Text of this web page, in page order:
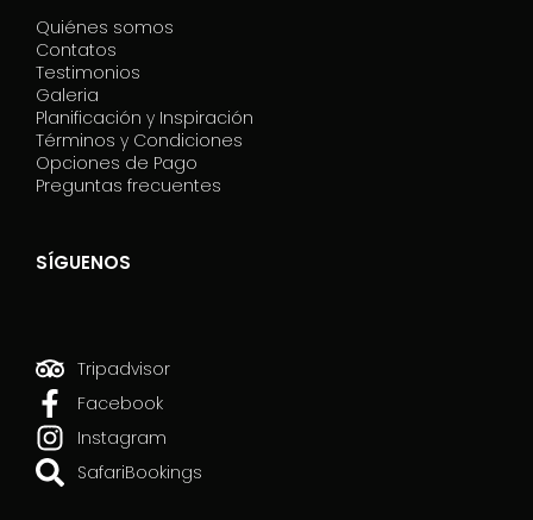
Quiénes somos
Contatos
Testimonios
Galeria
Planificación y Inspiración
Términos y Condiciones
Opciones de Pago
Preguntas frecuentes
SÍGUENOS
Tripadvisor
Facebook
Instagram
SafariBookings